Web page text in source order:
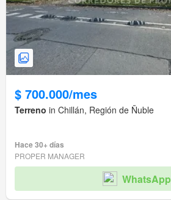
$ 700.000/mes
Terreno in Chillán, Región de Ñuble
Hace 30+ días
PROPER MANAGER
WhatsApp